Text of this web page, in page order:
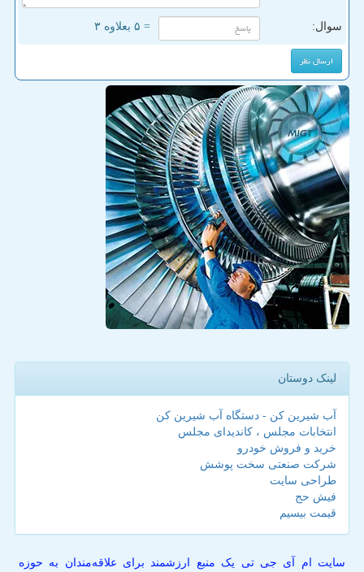
سوال: = ۵ بعلاوه ۳
لینک دوستان
آب شیرین کن - دستگاه آب شیرین کن
انتخابات مجلس ، کاندیدای مجلس
خرید و فروش خودرو
شرکت صنعتی سخت پوشش
طراحی سایت
فیش حج
قیمت بیسیم
سایت ام آی جی تی یک منبع ارزشمند برای علاقه‌مندان به حوزه